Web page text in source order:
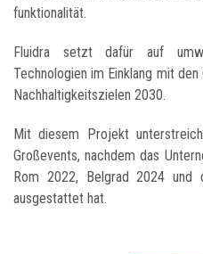
funktionalität.
Fluidra setzt dafür auf
Technologien im Einklang mit
Nachhaltigkeitszielen 2030.
Mit diesem Projekt
Großevents, nachdem das
Rom 2022, Belgrad 2024 und
ausgestattet hat.